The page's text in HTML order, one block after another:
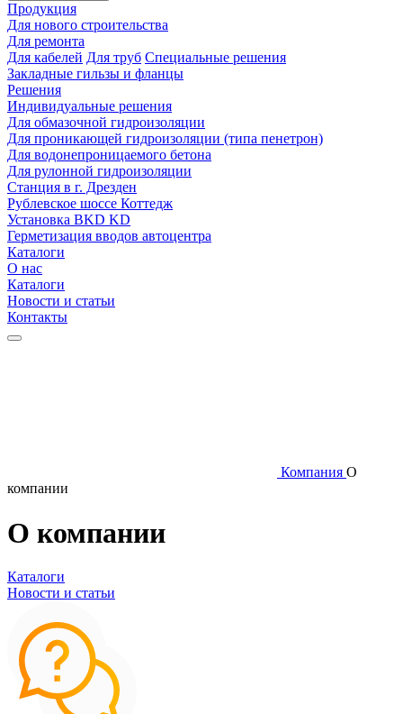
Продукция
Для нового строительства
Для ремонта
Для кабелей Для труб Специальные решения
Закладные гильзы и фланцы
Решения
Индивидуальные решения
Для обмазочной гидроизоляции
Для проникающей гидроизоляции (типа пенетрон)
Для водонепроницаемого бетона
Для рулонной гидроизоляции
Станция в г. Дрезден
Рублевское шоссе Коттедж
Установка BKD KD
Герметизация вводов автоцентра
Каталоги
О нас
Каталоги
Новости и статьи
Контакты
Компания О
компании
О компании
Каталоги
Новости и статьи